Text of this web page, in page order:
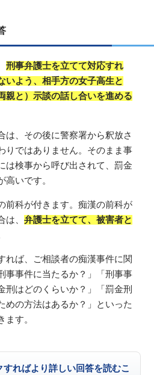
刑事弁護士を立てて対応すれ
いよう、相手方の女子高生と
親と）示談の話し合いを進める
は、その後に警察署から釈放さ
りではありません。そのまま事
は検事から呼び出されて、罰金
高いです。
前科が付きます。痴漢の前科が
は、弁護士を立てて、被害者と
れば、ご相談者の痴漢事件に関
事事件に当たるか？」「刑事事
刑はどのくらいか？」「罰金刑
めの方法はあるか？」といった
ます。
すればより詳しい回答を読むこ